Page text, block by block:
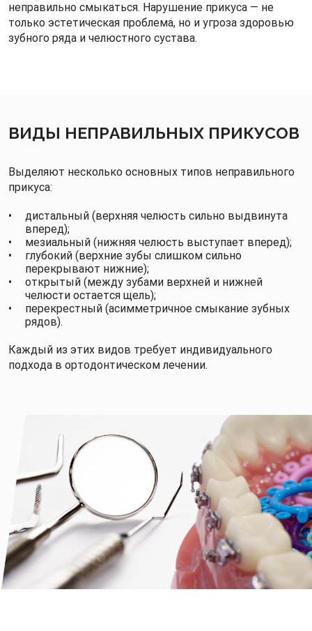
неправильно смыкаться. Нарушение прикуса — не
только эстетическая проблема, но и угроза здоровью
зубного ряда и челюстного сустава.
ВИДЫ НЕПРАВИЛЬНЫХ ПРИКУСОВ
Выделяют несколько основных типов неправильного
прикуса:
дистальный (верхняя челюсть сильно выдвинута
вперед);
мезиальный (нижняя челюсть выступает вперед);
глубокий (верхние зубы слишком сильно
перекрывают нижние);
открытый (между зубами верхней и нижней
челюсти остается щель);
перекрестный (асимметричное смыкание зубных
рядов).
Каждый из этих видов требует индивидуального
подхода в ортодонтическом лечении.